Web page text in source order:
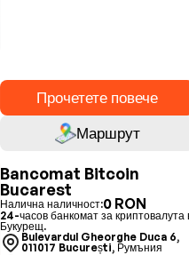
Прочетете повече
Маршрут
Bancomat Bitcoin
Bucarest
Налична наличност:0 RON
24-часов банкомат за криптовалута
Букурещ.
Bulevardul Gheorghe Duca 6,
011017 București, Румъния